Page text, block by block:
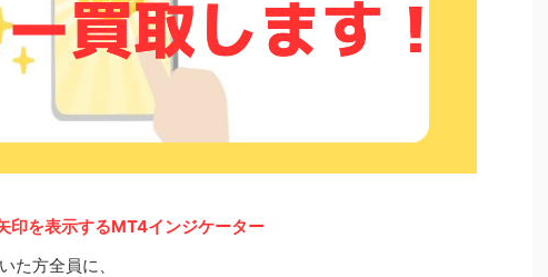
印を表示するMT4インジケーター
た方全員に、